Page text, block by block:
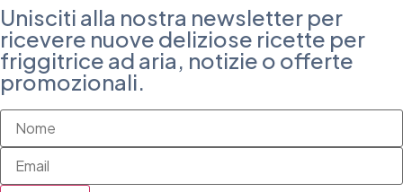
Unisciti alla nostra newsletter per
ricevere nuove deliziose ricette per
friggitrice ad aria, notizie o offerte
promozionali.